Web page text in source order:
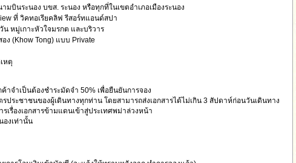
มบินระนอง บขส. ระนอง หรือทุกที่ในเขตอำเภอเมืองระนอง
ที่ วิคทอเรียคลิฟ รีสอร์ทแอนด์สปา
น หมู่เกาะหัวใจมรกต และบริวาร
อง (Khow Tong) แบบ Private
หตุ
าจำเป็นต้องชำระมัดจำ 50% เพื่อยืนยันการจอง
ประชาชนของผู้เดินทางทุกท่าน โดยสามารถส่งเอกสารได้ไม่เกิน 3 สัปดาห์ก่อนวันเดินทาง
รเรื่องเอกสารข้ามแดนเข้าสู่ประเทศพม่าล่วงหน้า
องเท่านั้น